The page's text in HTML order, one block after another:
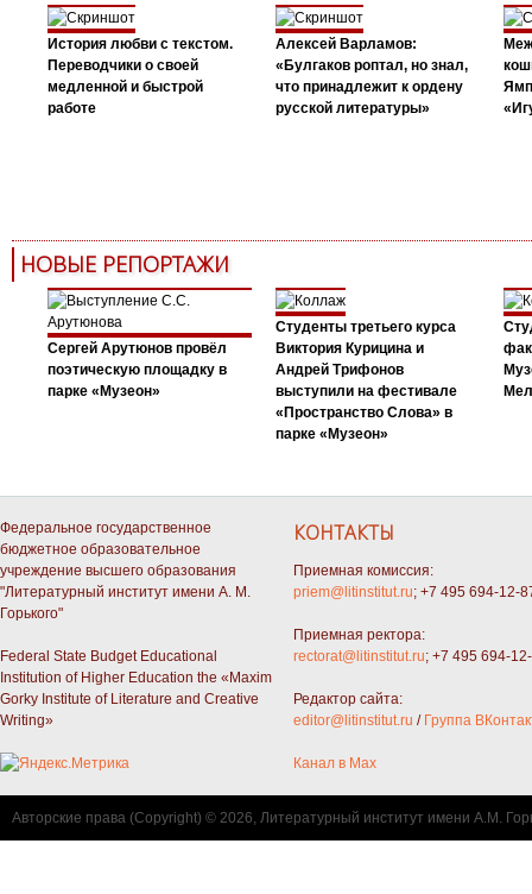
История любви с текстом.
Переводчики о своей
медленной и быстрой
работе
Алексей Варламов:
«Булгаков роптал, но знал,
что принадлежит к ордену
русской литературы»
НОВЫЕ РЕПОРТАЖИ
Сергей Арутюнов провёл
поэтическую площадку в
парке «Музеон»
Студенты третьего курса
Виктория Курицина и
Андрей Трифонов
выступили на фестивале
«Пространство Слова» в
парке «Музеон»
Федеральное государственное
бюджетное образовательное
учреждение высшего образования
"Литературный институт имени А. М.
Горького"
Federal State Budget Educational
Institution of Higher Education the «Maxim
Gorky Institute of Literature and Creative
Writing»
КОНТАКТЫ
Приемная комиссия:
priem@litinstitut.ru; +7 495 694-12-
Приемная ректора:
rectorat@litinstitut.ru; +7 495 694-
Редактор сайта:
editor@litinstitut.ru / Группа
Канал в Max
Авторские права (Copyright) © 2026, Литературный институт имени А.М.